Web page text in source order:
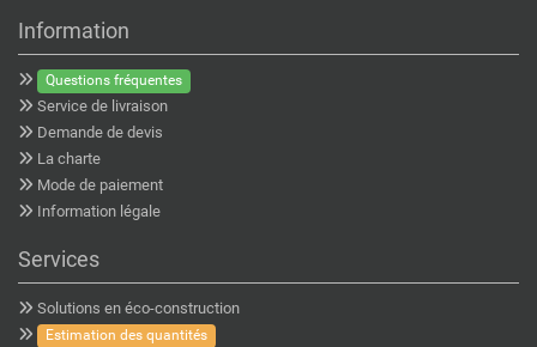
Information
Questions fréquentes
Service de livraison
Demande de devis
La charte
Mode de paiement
Information légale
Services
Solutions en éco-construction
Estimation des quantités